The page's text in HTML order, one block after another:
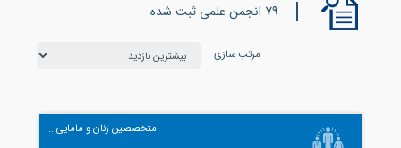
79 انجمن علمی ثبت شده
مرتب سازی
متخصصین زنان و مامایی...